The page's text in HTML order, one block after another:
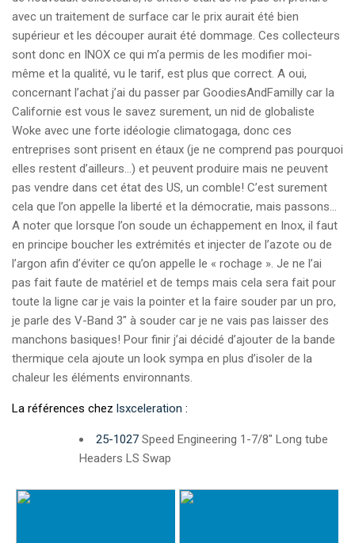
avec un traitement de surface car le prix aurait été bien
supérieur et les découper aurait été dommage. Ces collecteurs
sont donc en INOX ce qui m’a permis de les modifier moi-
même et la qualité, vu le tarif, est plus que correct. A oui,
concernant l’achat j’ai du passer par GoodiesAndFamilly car la
Californie est vous le savez surement, un nid de globaliste
Woke avec une forte idéologie climatogaga, donc ces
entreprises sont prisent en étaux (je ne comprend pas pourquoi
elles restent d’ailleurs…) et peuvent produire mais ne peuvent
pas vendre dans cet état des US, un comble! C’est surement
cela que l’on appelle la liberté et la démocratie, mais passons…
A noter que lorsque l’on soude un échappement en Inox, il faut
en principe boucher les extrémités et injecter de l’azote ou de
l’argon afin d’éviter ce qu’on appelle le « rochage ». Je ne l’ai
pas fait faute de matériel et de temps mais cela sera fait pour
toute la ligne car je vais la pointer et la faire souder par un pro,
je parle des V-Band 3″ à souder car je ne vais pas laisser des
manchons basiques! Pour finir j’ai décidé d’ajouter de la bande
thermique cela ajoute un look sympa en plus d’isoler de la
chaleur les éléments environnants.
La références chez lsxceleration :
25-1027 Speed Engineering 1-7/8″ Long tube
Headers LS Swap